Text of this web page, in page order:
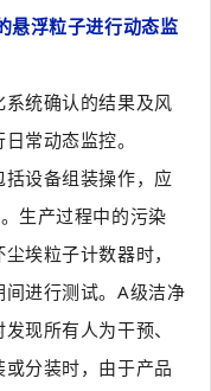
悬浮粒子进行动态监
系统确认的结果及风
常动态监控。
括设备组装操作，应
生产过程中的污染
埃粒子计数器时，
进行测试。A级洁净
现所有人为干预、
分装时，由于产品